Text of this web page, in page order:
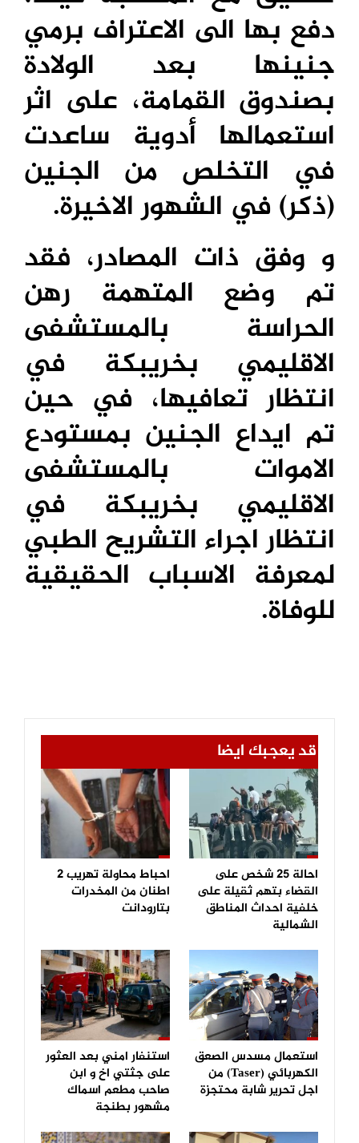
دفع بها الى الاعتراف برمي
جنينها بعد الولادة
بصندوق القمامة، على اثر
استعمالها أدوية ساعدت
في التخلص من الجنين
(ذكر) في الشهور الاخيرة.
و وفق ذات المصادر، فقد
تم وضع المتهمة رهن
الحراسة بالمستشفى
الاقليمي بخريبكة في
انتظار تعافيها، في حين
تم ايداع الجنين بمستودع
الاموات بالمستشفى
الاقليمي بخريبكة في
انتظار اجراء التشريح الطبي
لمعرفة الاسباب الحقيقية
للوفاة.
قد يعجبك ايضا
احالة 25 شخص على
القضاء بتهم ثقيلة على
خلفية احداث المناطق
الشمالية
احباط محاولة تهريب 2
اطنان من المخدرات
بتارودانت
استعمال مسدس الصعق
الكهربائي (Taser) من
اجل تحرير شابة محتجزة
استنفار امني بعد العثور
على جثتي اخ و ابن
صاحب مطعم اسماك
مشهور بطنجة